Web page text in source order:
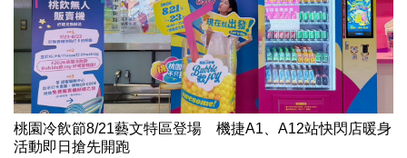
桃園冷飲節8/21藝文特區登場 機捷A1、A12站快閃店暖身
活動即日搶先開跑